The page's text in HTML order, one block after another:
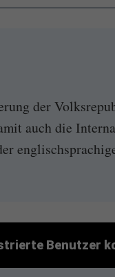
der
auch die
Benutzer